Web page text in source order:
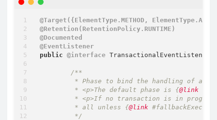
@Target({ElementType.METHOD,
@Retention(RetentionPolicy.RUNTIME)
@Documented
@EventListener
public @interface TransactionalEventListener
/**
	 * <p>The default phase is {
@link
	 * all unless {
@link
	 */